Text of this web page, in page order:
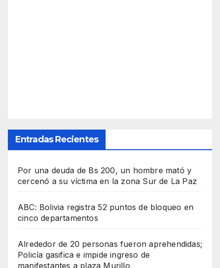
Entradas Recientes
Por una deuda de Bs 200, un hombre mató y
cercenó a su víctima en la zona Sur de La Paz
ABC: Bolivia registra 52 puntos de bloqueo en
cinco departamentos
Alrededor de 20 personas fueron aprehendidas;
Policía gasifica e impide ingreso de
manifestantes a plaza Murillo